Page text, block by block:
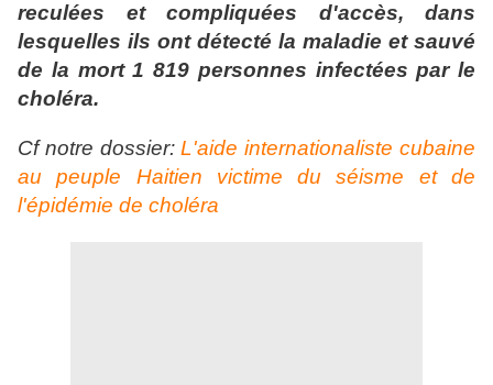
reculées et compliquées d'accès, dans
lesquelles ils ont détecté la maladie et sauvé
de la mort 1 819 personnes infectées par le
choléra.
Cf notre dossier:L'aide internationaliste cubaine
au peuple Haitien victime du séisme et de
l'épidémie de choléra